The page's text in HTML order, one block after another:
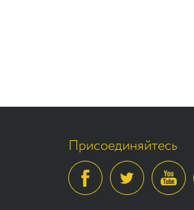
Присоединяйтесь